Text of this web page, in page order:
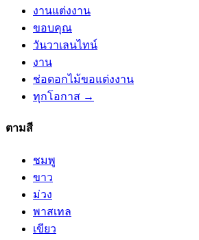
งานแต่งงาน
ขอบคุณ
วันวาเลนไทน์
งาน
ช่อดอกไม้ขอแต่งงาน
ทุกโอกาส →
ตามสี
ชมพู
ขาว
ม่วง
พาสเทล
เขียว